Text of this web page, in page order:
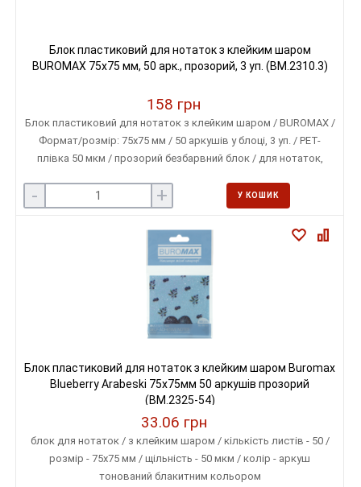
Блок пластиковий для нотаток з клейким шаром
BUROMAX 75х75 мм, 50 арк., прозорий, 3 уп. (BM.2310.3)
158 грн
Блок пластиковий для нотаток з клейким шаром / BUROMAX /
Формат/розмір: 75х75 мм / 50 аркушів у блоці, 3 уп. / PET-
плівка 50 мкм / прозорий безбарвний блок / для нотаток,
- + У КОШИК
Блок пластиковий для нотаток з клейким шаром Buromax
Blueberry Arabeski 75x75мм 50 аркушів прозорий
(BM.2325-54)
33.06 грн
блок для нотаток / з клейким шаром / кількість листів - 50 /
розмір - 75х75 мм / щільність - 50 мкм / колір - аркуш
тонований блакитним кольором